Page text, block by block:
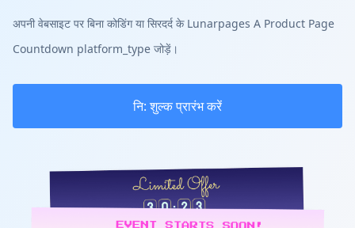
अपनी वेबसाइट पर बिना कोडिंग या सिरदर्द के Lunarpages A Product Page
Countdown platform_type जोड़ें।
नि: शुल्क प्रारंभ करें